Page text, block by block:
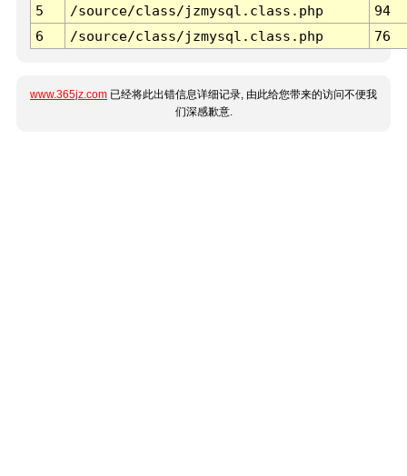
5
/source/class/jzmysql.class.php
94
6
/source/class/jzmysql.class.php 76
www.365jz.com 已经将此出错信息详细记录, 由此给您带来的访问不便我
们深感歉意.